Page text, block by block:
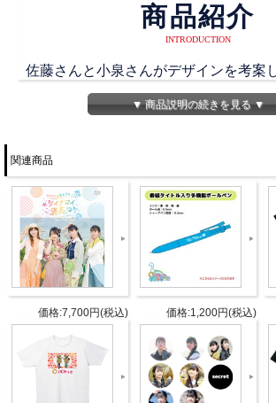
商品紹介
INTRODUCTION
佐藤さんと小泉さんがデザインを考案
ジナルマフラータオルが発売！
パーカーと同じく、佐藤さんと小泉さ
番組バナー風にインパクトのあるデザ
ます！
商品詳細
発売日 1月15日
仕様
サイズ：240×1100mm
素材：ポリエステル
▼ 商品説明の続きを見る ▼
関連商品
価格:7,700円(税込) 価格:1,200円(税込)